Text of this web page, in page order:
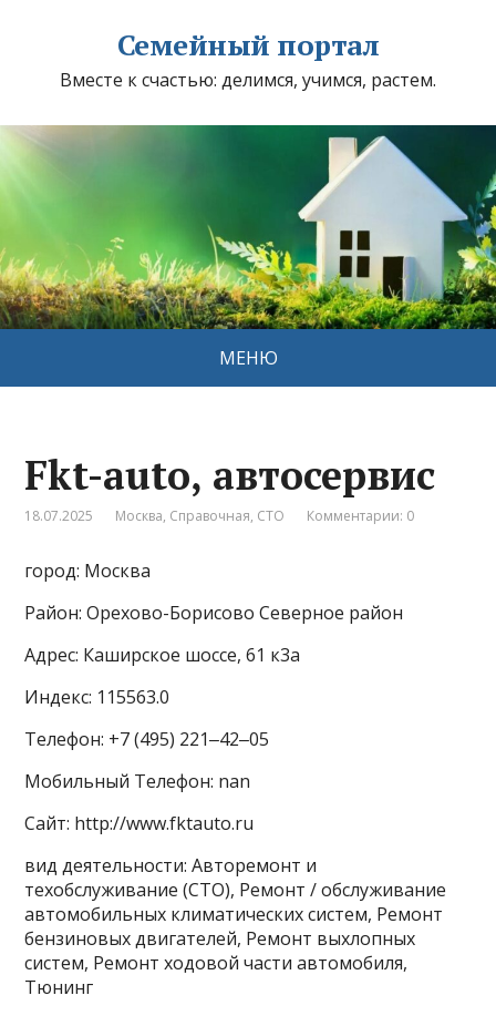
Семейный портал
Вместе к счастью: делимся, учимся, растем.
МЕНЮ
Fkt-auto, автосервис
18.07.2025 Москва, Справочная, СТО Комментарии: 0
город: Москва
Район: Орехово-Борисово Северное район
Адрес: Каширское шоссе, 61 к3а
Индекс: 115563.0
Телефон: +7 (495) 221‒42‒05
Мобильный Телефон: nan
Сайт: http://www.fktauto.ru
вид деятельности: Авторемонт и
техобслуживание (СТО), Ремонт / обслуживание
автомобильных климатических систем, Ремонт
бензиновых двигателей, Ремонт выхлопных
систем, Ремонт ходовой части автомобиля,
Тюнинг